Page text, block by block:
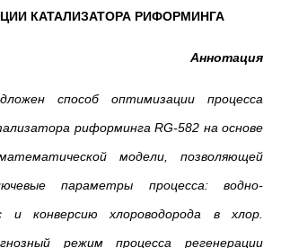
КАТАЛИЗАТОРА РИФОРМИНГА
Аннотация
способ оптимизации процесса
риформингаRG-582 на основе
модели, позволяющей
параметры процесса: водно-
и конверсию хлороводорода в хлор.
режим процесса регенерации